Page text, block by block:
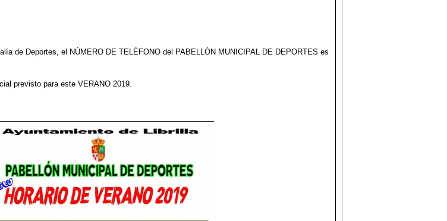
de Deportes, el NÚMERO DE TELÉFONO del PABELLÓN MUNICIPAL DE DEPORTES es
previsto para este VERANO 2019.